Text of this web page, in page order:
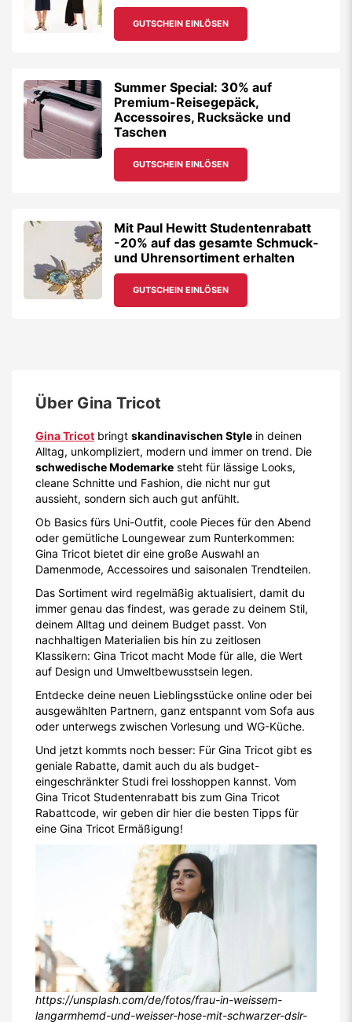
GUTSCHEIN EINLÖSEN
Summer Special: 30% auf
Premium-Reisegepäck,
Accessoires, Rucksäcke und
Taschen
GUTSCHEIN EINLÖSEN
Mit Paul Hewitt Studentenrabatt
-20% auf das gesamte Schmuck-
und Uhrensortiment erhalten
GUTSCHEIN EINLÖSEN
Über Gina Tricot
Gina Tricot bringt skandinavischen Style in deinen
Alltag, unkompliziert, modern und immer on trend. Die
schwedische Modemarke steht für lässige Looks,
cleane Schnitte und Fashion, die nicht nur gut
aussieht, sondern sich auch gut anfühlt.
Ob Basics fürs Uni-Outfit, coole Pieces für den Abend
oder gemütliche Loungewear zum Runterkommen:
Gina Tricot bietet dir eine große Auswahl an
Damenmode, Accessoires und saisonalen Trendteilen.
Das Sortiment wird regelmäßig aktualisiert, damit du
immer genau das findest, was gerade zu deinem Stil,
deinem Alltag und deinem Budget passt. Von
nachhaltigen Materialien bis hin zu zeitlosen
Klassikern: Gina Tricot macht Mode für alle, die Wert
auf Design und Umweltbewusstsein legen.
Entdecke deine neuen Lieblingsstücke online oder bei
ausgewählten Partnern, ganz entspannt vom Sofa aus
oder unterwegs zwischen Vorlesung und WG-Küche.
Und jetzt kommts noch besser: Für Gina Tricot gibt es
geniale Rabatte, damit auch du als budget-
eingeschränkter Studi frei losshoppen kannst. Vom
Gina Tricot Studentenrabatt bis zum Gina Tricot
Rabattcode, wir geben dir hier die besten Tipps für
eine Gina Tricot Ermäßigung!
https://unsplash.com/de/fotos/frau-in-weissem-
langarmhemd-und-weisser-hose-mit-schwarzer-dslr-